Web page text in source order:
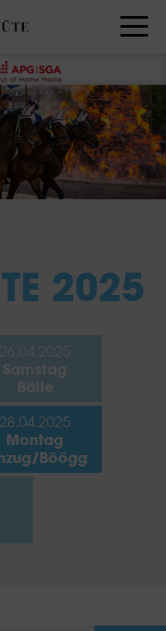
2025
26.04.2025
Samstag
Bälle
28.04.2025
Montag
Böögg